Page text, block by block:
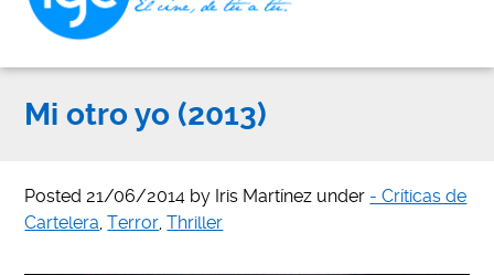
Mi otro yo (2013)
Posted21/06/2014 by Iris Martínez under - Críticas de
Cartelera,Terror,Thriller